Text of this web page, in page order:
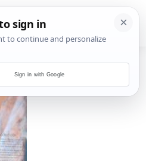
Sign in with Google